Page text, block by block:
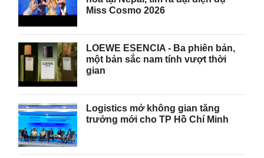
Miss Cosmo 2026
LOEWE ESENCIA - Ba phiên bản,
một bản sắc nam tính vượt thời
gian
Logistics mở không gian tăng
trưởng mới cho TP Hồ Chí Minh